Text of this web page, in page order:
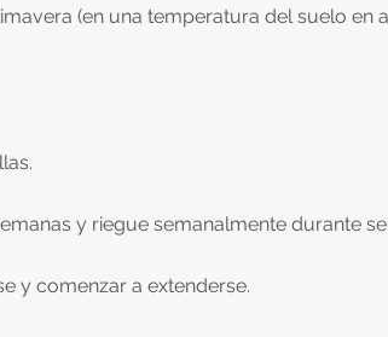
(en una temperatura del suelo en
y riegue semanalmente durante
y comenzar a extenderse.